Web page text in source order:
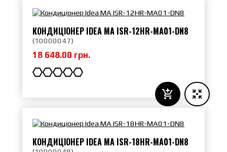
КОНДИЦІОНЕР IDEA MA ISR-12HR-MA01-DN8
(10000047)
18 648.00 грн.
КОНДИЦІОНЕР IDEA MA ISR-18HR-MA01-DN8